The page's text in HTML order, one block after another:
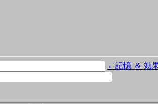
←記憶 ＆ 効